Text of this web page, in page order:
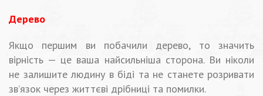
Дерево
Якщо першим ви побачили дерево, то значить
вірність — це ваша найсильніша сторона. Ви ніколи
не залишите людину в біді та не станете розривати
зв’язок через життєві дрібниці та помилки.